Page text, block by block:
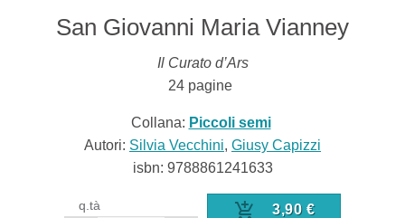
San Giovanni Maria Vianney
Il Curato d’Ars
24 pagine
Collana: Piccoli semi
Autori: Silvia Vecchini, Giusy Capizzi
isbn: 9788861241633
q.tà 3,90 €